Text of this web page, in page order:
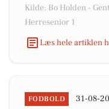
Kilde: Bo Holden -
Herresenior 1
Læs hele artiklen
FODBOLD 31-08-